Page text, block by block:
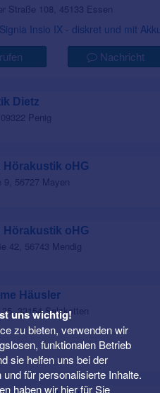
Straße 108, 45133 Essen
Insio IX - diskret und mit
Nachricht
Dietz
Penig
Hörakustik oHG
56727 Mayen
Hörakustik oHG
42, 56743 Mendig
Häusler
33154 Salzkotten
uns wichtig!
zu bieten, verwenden wir
funktionalen Betrieb
sie helfen uns bei der
für personalisierte Inhalte.
haben wir hierfür Sie